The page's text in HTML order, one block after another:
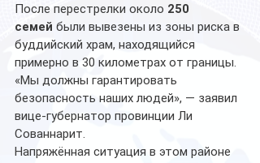
После перестрелки около 250
семей были вывезены из зоны риска в
буддийский храм, находящийся
примерно в 30 километрах от границы.
«Мы должны гарантировать
безопасность наших людей», — заявил
вице-губернатор провинции Ли
Сованнарит.
Напряжённая ситуация в этом районе